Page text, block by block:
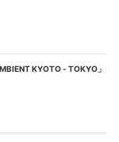
KYOTO - TOKYO」